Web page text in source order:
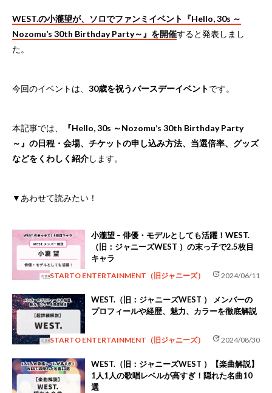
WEST.の小瀧望が、ソロでファンミイベント『Hello, 30s ～
Nozomu’s 30th Birthday Party～』を開催すると発表しまし
た。
今回のイベントは、 30歳を祝うバースデーイベントです。
本記事では、
『Hello, 30s ～Nozomu’s 30th Birthday Party
～』の日程・会場、チケットの申し込み方法、当選倍率、グッズ
などをくわしく紹介します。
▼あわせて読みたい！
小瀧望 – 俳優・モデルとしても活躍！WEST.
（旧：ジャニーズWEST ）の末っ子で2.5枚目
キャラ
STARTO ENTERTAINMENT（旧ジャニーズ） update2024/06/11
WEST.（旧：ジャニーズWEST ） メンバーの
プロフィールや経歴、魅力、カラーを徹底解説
STARTO ENTERTAINMENT（旧ジャニーズ） update2024/08/30
WEST.（旧：ジャニーズWEST ）【楽曲解説】
1人1人の歌唱レベルが高すぎ！隠れた名曲10
選